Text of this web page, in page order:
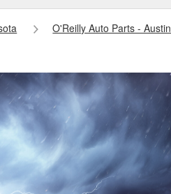
O'Reilly Auto Parts -